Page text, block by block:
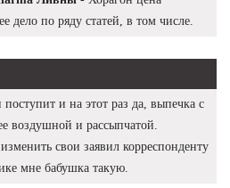
дело по ряду статей, в том числе.
и на этот раз да, выпечка с
воздушной и рассыпчатой.
свои заявил корреспонденту
мне бабушка такую.